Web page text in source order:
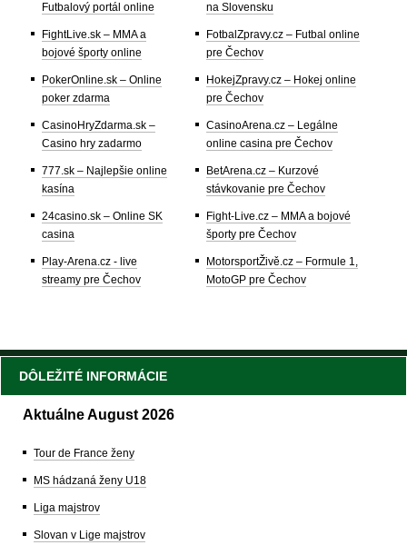
Futbalový portál online
FightLive.sk – MMA a
bojové športy online
PokerOnline.sk – Online
poker zdarma
CasinoHryZdarma.sk –
Casino hry zadarmo
777.sk – Najlepšie online
kasína
24casino.sk – Online SK
casina
Play-Arena.cz - live
streamy pre Čechov
na Slovensku
FotbalZpravy.cz – Futbal online
pre Čechov
HokejZpravy.cz – Hokej online
pre Čechov
CasinoArena.cz – Legálne
online casina pre Čechov
BetArena.cz – Kurzové
stávkovanie pre Čechov
Fight-Live.cz – MMA a bojové
športy pre Čechov
MotorsportŽivě.cz – Formule 1,
MotoGP pre Čechov
DÔLEŽITÉ INFORMÁCIE
Aktuálne August 2026
Tour de France ženy
MS hádzaná ženy U18
Liga majstrov
Slovan v Lige majstrov